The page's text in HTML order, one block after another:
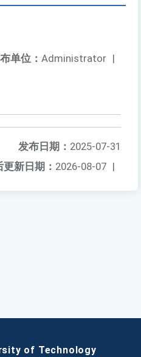
单位： Administrator |
发布日期： 2025-07-31
更新日期： 2026-08-07 |
of Technology